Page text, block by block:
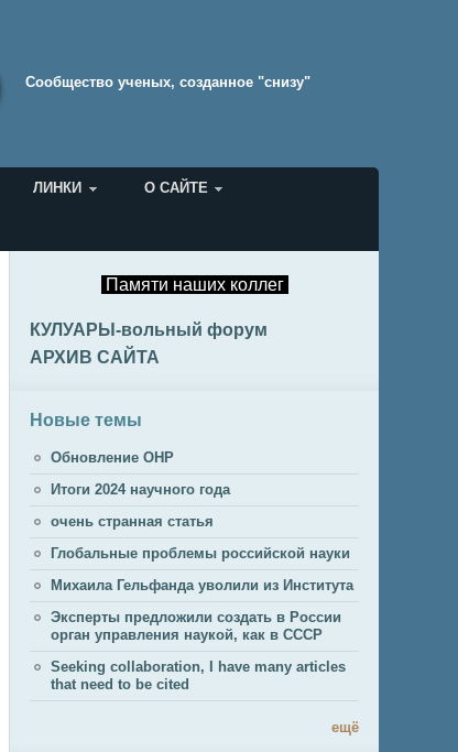
Cообщество ученых, созданное "снизу"
ЛИНКИ О САЙТЕ
Памяти наших коллег
КУЛУАРЫ-вольный форум
АРХИВ САЙТА
Новые темы
Обновление ОНР
Итоги 2024 научного года
очень странная статья
Глобальные проблемы российской науки
Михаила Гельфанда уволили из Института
Эксперты предложили создать в России
орган управления наукой, как в СССР
Seeking collaboration, I have many articles
that need to be cited
ещё